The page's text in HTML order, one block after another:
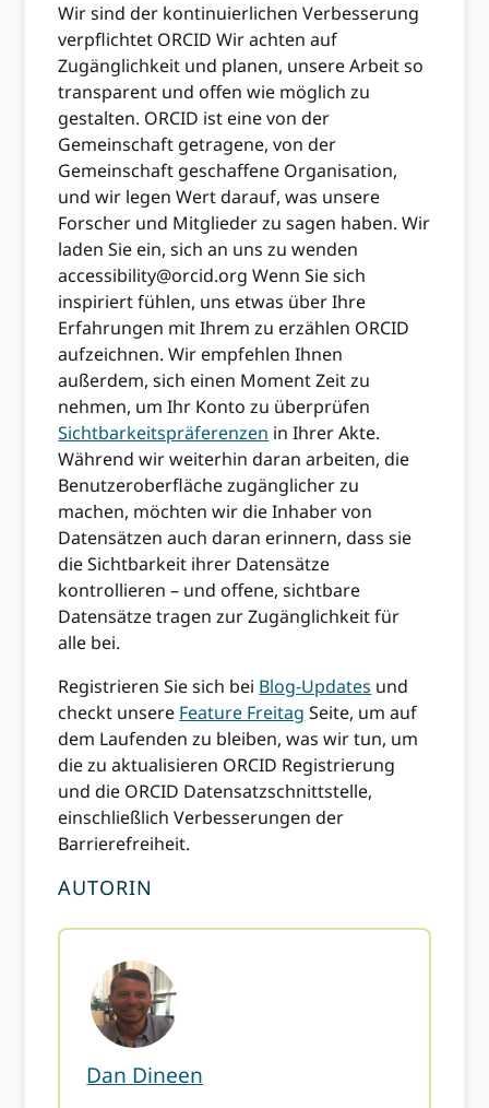
Wir sind der kontinuierlichen Verbesserung
verpflichtet ORCID Wir achten auf
Zugänglichkeit und planen, unsere Arbeit so
transparent und offen wie möglich zu
gestalten. ORCID ist eine von der
Gemeinschaft getragene, von der
Gemeinschaft geschaffene Organisation,
und wir legen Wert darauf, was unsere
Forscher und Mitglieder zu sagen haben. Wir
laden Sie ein, sich an uns zu wenden
accessibility@orcid.org Wenn Sie sich
inspiriert fühlen, uns etwas über Ihre
Erfahrungen mit Ihrem zu erzählen ORCID
aufzeichnen. Wir empfehlen Ihnen
außerdem, sich einen Moment Zeit zu
nehmen, um Ihr Konto zu überprüfen
Sichtbarkeitspräferenzen in Ihrer Akte.
Während wir weiterhin daran arbeiten, die
Benutzeroberfläche zugänglicher zu
machen, möchten wir die Inhaber von
Datensätzen auch daran erinnern, dass sie
die Sichtbarkeit ihrer Datensätze
kontrollieren – und offene, sichtbare
Datensätze tragen zur Zugänglichkeit für
alle bei.
Registrieren Sie sich bei Blog-Updates und
checkt unsere Feature Freitag Seite, um auf
dem Laufenden zu bleiben, was wir tun, um
die zu aktualisieren ORCID Registrierung
und die ORCID Datensatzschnittstelle,
einschließlich Verbesserungen der
Barrierefreiheit.
AUTORIN
Dan Dineen